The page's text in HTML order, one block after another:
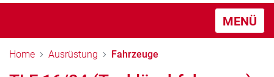
MENÜ
Home Ausrüstung Fahrzeuge